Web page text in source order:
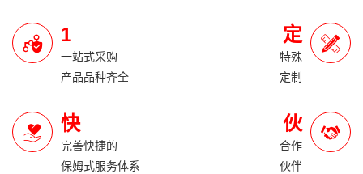
1
一站式采购
产品品种齐全
定
特殊
定制
快
完善快捷的
保姆式服务体系
伙
合作
伙伴